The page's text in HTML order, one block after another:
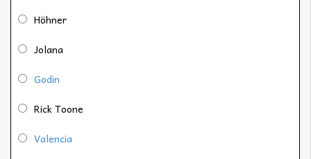
Höhner
Jolana
Godin
Rick Toone
Valencia